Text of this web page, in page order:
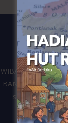
WIBANGUN
BANGUN yang
sejak tahun